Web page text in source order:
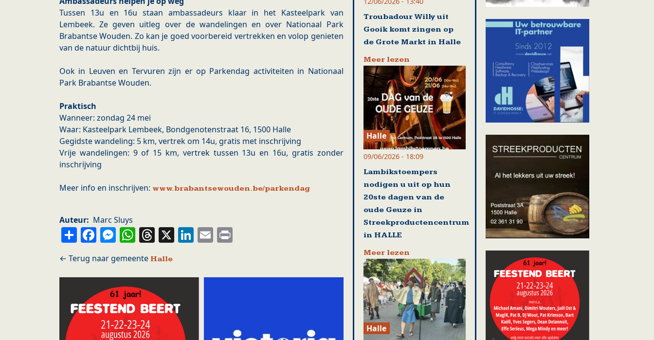
Tussen 13u en 16u staan ambassadeurs klaar in het Kasteelpark van
Lembeek. Ze geven uitleg over de wandelingen en over Nationaal Park
Brabantse Wouden. Zo kan je goed voorbereid vertrekken en volop genieten
van de natuur dichtbij huis.
Ook in Leuven en Tervuren zijn er op Parkendag activiteiten in Nationaal
Park Brabantse Wouden.
Praktisch
Wanneer: zondag 24 mei
Waar: Kasteelpark Lembeek, Bondgenotenstraat 16, 1500 Halle
Gegidste wandeling: 5 km, vertrek om 14u, gratis met inschrijving
Vrije wandelingen: 9 of 15 km, vertrek tussen 13u en 16u, gratis zonder
inschrijving
Meer info en inschrijven: www.brabantsewouden.be/parkendag
Auteur Marc Sluys
ShareFacebook
Messenger
WhatsApp
Threads
X LinkedIn
Email
Halle
Troubadour Willy uit
Gooik komt zingen op
de Grote Markt in Halle
Meer lezen
Halle
09/06/2026 - 18:09
Lambikstoempers
nodigen u uit op hun
20ste dagen van de
oude Geuze in
Streekproductencentrum
in HALLE
Meer lezen
Halle